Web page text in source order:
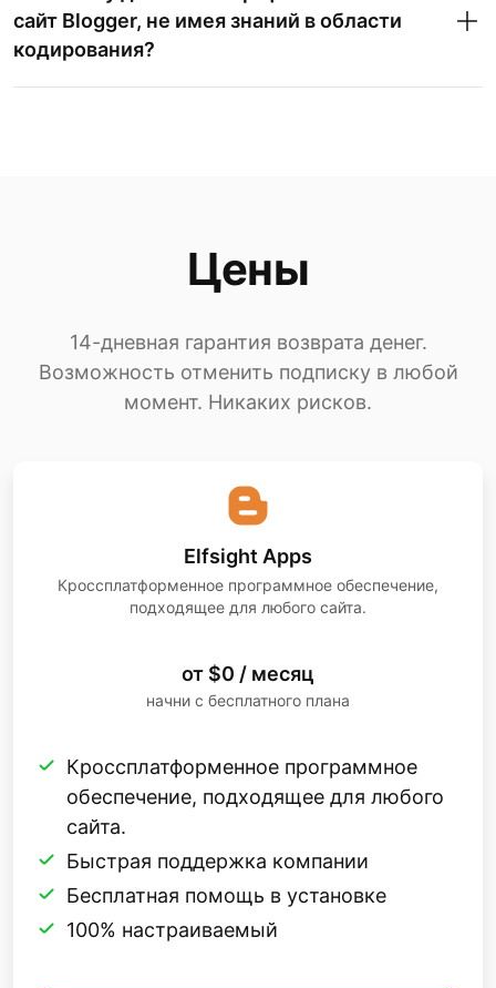
сайт Blogger, не имея знаний в области
кодирования?
Цены
14-дневная гарантия возврата денег.
Возможность отменить подписку в любой
момент. Никаких рисков.
Elfsight Apps
Кроссплатформенное программное обеспечение,
подходящее для любого сайта.
от $0 / месяц
начни с бесплатного плана
Кроссплатформенное программное
обеспечение, подходящее для любого
сайта.
Быстрая поддержка компании
Бесплатная помощь в установке
100% настраиваемый